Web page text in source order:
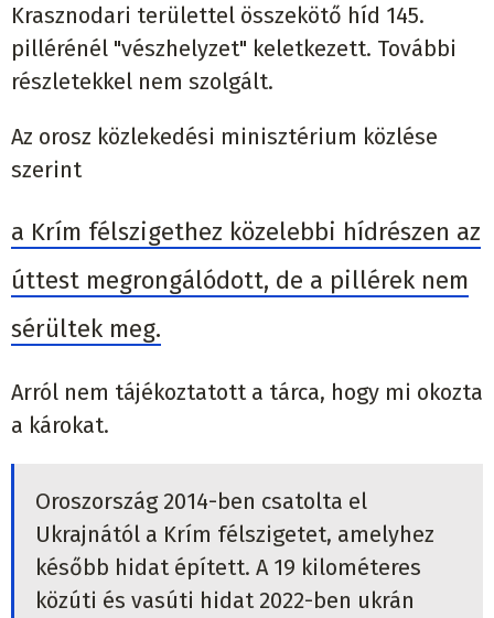
Krasznodari területtel összekötő híd 145.
pillérénél "vészhelyzet" keletkezett. További
részletekkel nem szolgált.
Az orosz közlekedési minisztérium közlése
szerint
a Krím félszigethez közelebbi hídrészen az
úttest megrongálódott, de a pillérek nem
sérültek meg.
Arról nem tájékoztatott a tárca, hogy mi okozta
a károkat.
Oroszország 2014-ben csatolta el
Ukrajnától a Krím félszigetet, amelyhez
később hidat épített. A 19 kilométeres
közúti és vasúti hidat 2022-ben ukrán